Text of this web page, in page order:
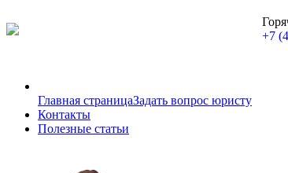
+7
Главная страницаЗадать вопрос юристу
Контакты
Полезные статьи